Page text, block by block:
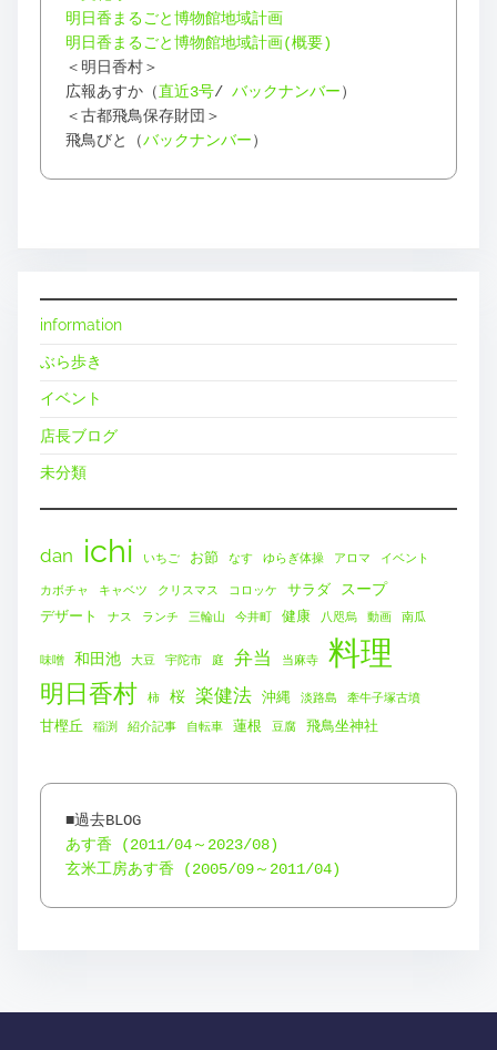
明日香まるごと博物館地域計画
明日香まるごと博物館地域計画(概要)
＜明日香村＞
広報あすか（直近3号/ バックナンバー）
＜古都飛鳥保存財団＞
飛鳥びと（バックナンバー）
information
ぶら歩き
イベント
店長ブログ
未分類
dan ichi いちご お節 なす ゆらぎ体操 アロマ イベント
カボチャ キャベツ クリスマス コロッケ サラダ スープ
デザート ナス ランチ 三輪山 今井町 健康 八咫烏 動画 南瓜
味噌 和田池 大豆 宇陀市 庭 弁当 当麻寺 料理
明日香村 柿 桜 楽健法 沖縄 淡路島 牽牛子塚古墳
甘樫丘 稲渕 紹介記事 自転車 蓮根 豆腐 飛鳥坐神社
あす香 (2011/04～2023/08)
玄米工房あす香 (2005/09～2011/04)